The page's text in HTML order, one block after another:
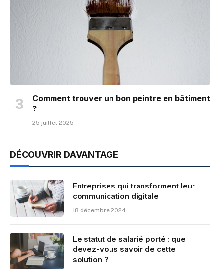
Comment trouver un bon peintre en bâtiment
?
25 juillet 2025
DÉCOUVRIR DAVANTAGE
Entreprises qui transforment leur
communication digitale
18 décembre 2024
Le statut de salarié porté : que
devez-vous savoir de cette
solution ?